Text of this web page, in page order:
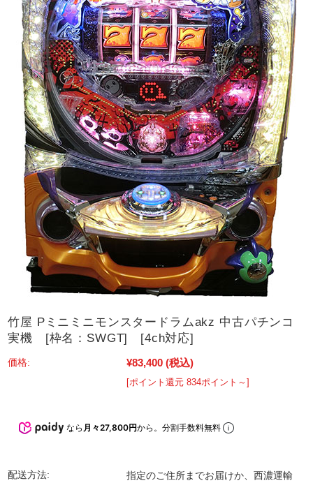
竹屋 Pミニミニモンスタードラムakz 中古パチンコ
実機 [枠名：SWGT] [4ch対応]
価格: ¥83,400 (税込)
[ポイント還元 834ポイント～]
なら 月々27,800円から。分割手数料無料
配送方法:
指定のご住所までお届けか、西濃運輸